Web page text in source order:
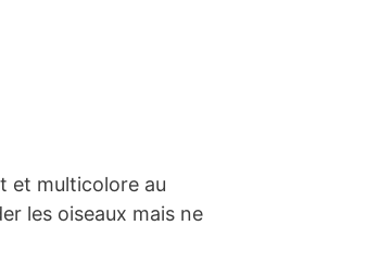
et multicolore au
les oiseaux mais ne